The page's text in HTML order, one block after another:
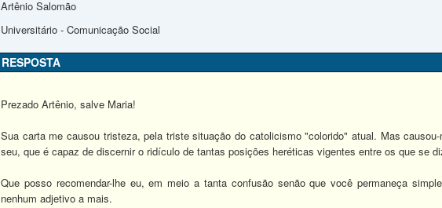
Artênio Salomão
Universitário - Comunicação Social
RESPOSTA
Prezado Artênio, salve Maria!
Sua carta me causou tristeza, pela triste situação do catolicismo "colorido" atual. Mas
seu, que é capaz de discernir o ridículo de tantas posições heréticas vigentes entre os que se
Que posso recomendar-lhe eu, em meio a tanta confusão senão que você permaneça
nenhum adjetivo a mais.